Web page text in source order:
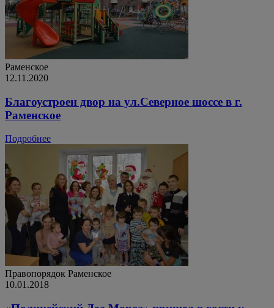
Раменское
12.11.2020
Благоустроен двор на ул.Северное шоссе в г.
Раменское
Подробнее
Правопорядок Раменское
10.01.2018